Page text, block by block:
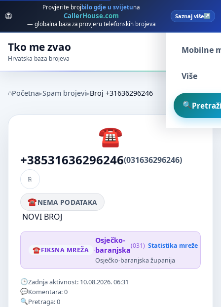
🌐
Provjerite broj bilo gdje u svijetuna
CallerHouse.com
— globalna baza za provjeru telefonskih brojeva
Saznaj više
Tko me zvao
Hrvatska baza brojeva
Spam
Mobilne
Više
Početna Spam brojevi Broj +31636296246
+38531636296246(031636296246)
NEMA PODATAKA
NOVI BROJ
FIKSNA MREŽA ·
Osječko-
baranjska(031) Statistika mreže
Osječko-baranjska županija
Zadnja aktivnost: 10.08.2026. 06:31
Komentara: 0
Pretraga: 0